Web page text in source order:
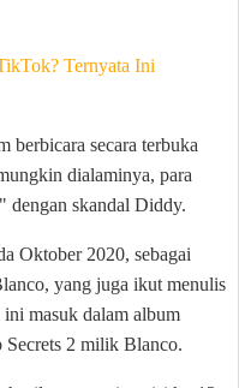
Ternyata Ini
berbicara secara terbuka
dialaminya, para
dengan skandal Diddy.
Oktober 2020, sebagai
yang juga ikut menulis
masuk dalam album
2 milik Blanco.